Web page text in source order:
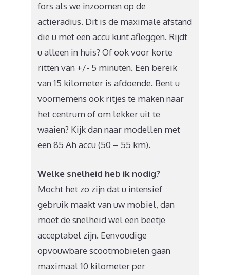
fors als we inzoomen op de
actieradius. Dit is de maximale afstand
die u met een accu kunt afleggen. Rijdt
u alleen in huis? Of ook voor korte
ritten van +/- 5 minuten. Een bereik
van 15 kilometer is afdoende. Bent u
voornemens ook ritjes te maken naar
het centrum of om lekker uit te
waaien? Kijk dan naar modellen met
een 85 Ah accu (50 – 55 km).
Welke snelheid heb ik nodig?
Mocht het zo zijn dat u intensief
gebruik maakt van uw mobiel, dan
moet de snelheid wel een beetje
acceptabel zijn. Eenvoudige
opvouwbare scootmobielen gaan
maximaal 10 kilometer per